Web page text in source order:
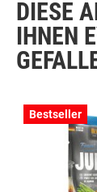
DIESE
IHNEN
Bestseller